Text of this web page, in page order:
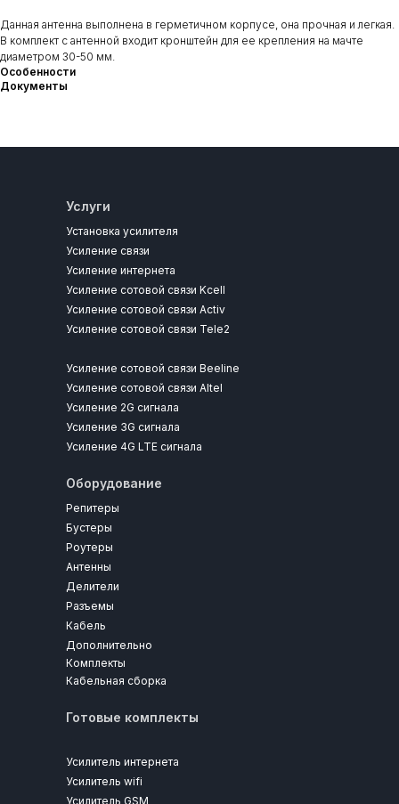
Данная антенна выполнена в герметичном корпусе, она прочная и легкая.
В комплект с антенной входит кронштейн для ее крепления на мачте
диаметром 30-50 мм.
Особенности
Документы
Услуги
Готовые комплекты
Оборудование
Установка усилителя
Репитеры
Бустеры
Роутеры
Антенны
Делители
Разъемы
Кабель
Дополнительно
Усилитель интернета
Усилитель wifi
Усилитель GSM
Усиление связи
Усиление интернета
Усиление сотовой связи Kcell
Усиление сотовой связи Activ
Усиление сотовой связи Tele2
Усиление сотовой связи Beeline
Усиление сотовой связи Altel
Усиление 2G сигнала
Усиление 3G сигнала
Усиление 4G LTE сигнала
Кабельная сборка
Комплекты